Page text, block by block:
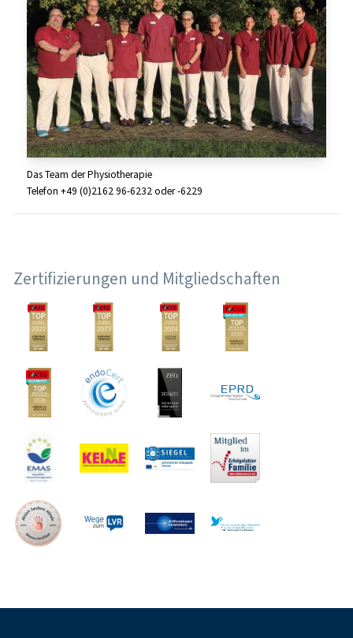
Das Team der Physiotherapie
Telefon +49 (0)2162 96-6232 oder -6229
Zertifizierungen und Mitgliedschaften